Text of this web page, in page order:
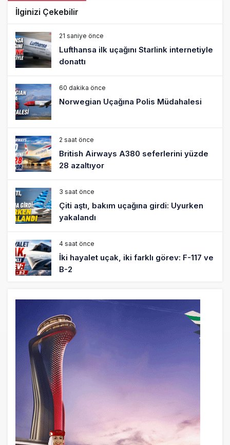
İlginizi Çekebilir
21 saniye önce
Lufthansa ilk uçağını Starlink internetiyle
donattı
60 dakika önce
Norwegian Uçağına Polis Müdahalesi
2 saat önce
British Airways A380 seferlerini yüzde
28 azaltıyor
3 saat önce
Çiti aştı, bakım uçağına girdi: Uyurken
yakalandı
4 saat önce
İki hayalet uçak, iki farklı görev: F-117 ve
B-2
THY ve Pegasus Dünyanın En Değerli
Havayolları Arasında
6 saat önce
Fly Baghdad ABD yaptırım listesinden
çıkarıldı
7 saat önce
Elektrikli uçaklar Avrupa’da kısa rotalara
hazırlanıyor